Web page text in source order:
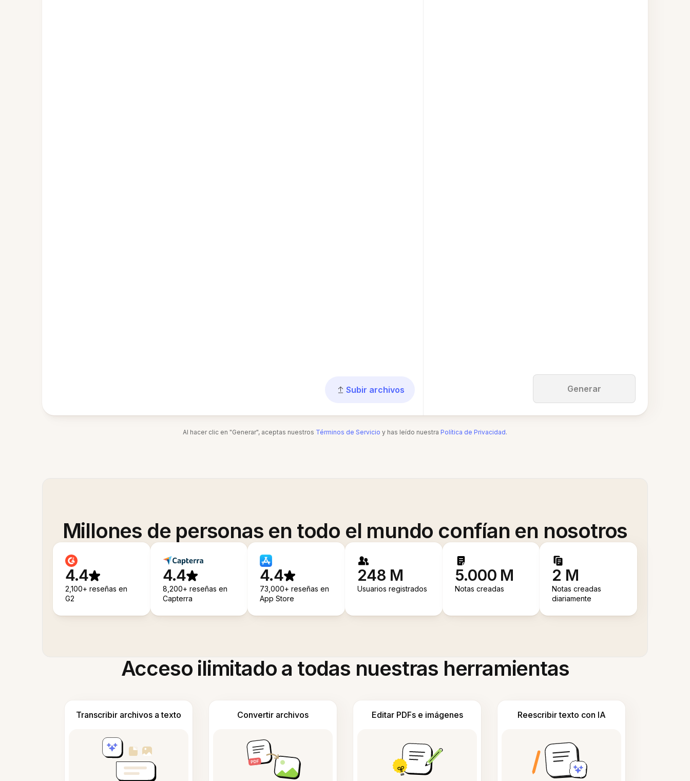
Subir archivos Generar
Al hacer clic en "Generar", aceptas nuestros Términos de Servicio y has leído nuestra Política de Privacidad.
Millones de personas en todo el mundo confían en nosotros
4.4
2,100+ reseñas en
G2
4.4
8,200+ reseñas en
Capterra
4.4
73,000+ reseñas en
App Store
248 M
Usuarios registrados
5.000 M
Notas creadas
2 M
Notas creadas
diariamente
Acceso ilimitado a todas nuestras herramientas
Transcribir archivos a texto Convertir archivos Editar PDFs e imágenes Reescribir texto con IA